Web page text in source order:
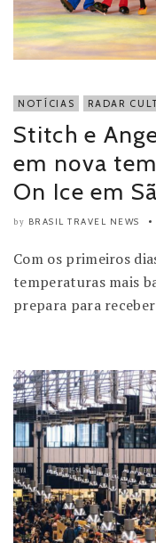
NOTÍCIAS RADAR
Stitch e
em nova
On Ice em
by BRASIL TRAVEL NEWS
Com os primeiros
temperaturas mais
prepara para